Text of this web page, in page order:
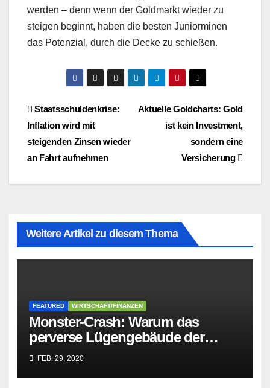
werden – denn wenn der Goldmarkt wieder zu
steigen beginnt, haben die besten Juniorminen
das Potenzial, durch die Decke zu schießen.
BeitragsnavigationAktuelle Goldcharts: Gold
ist kein Investment,
sondern eine
Versicherung
Staatsschuldenkrise:
Inflation wird mit
steigenden Zinsen wieder
an Fahrt aufnehmen
Weitere Artikel zu diesem Thema
FEATURED WIRTSCHAFT/FINANZEN
Monster-Crash: Warum das
perverse Lügengebäude der
Sozialisten in sich
zusammenbricht!
FEB. 29, 2020